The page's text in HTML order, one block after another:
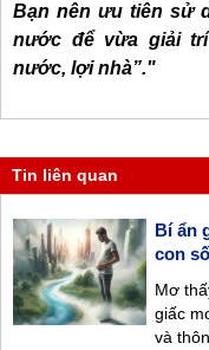
Bạn nên ưu tiên sử
nước để vừa giải
nước, lợi nhà”."
Tin liên quan
Bí ẩn
con
Mơ
giấc
và